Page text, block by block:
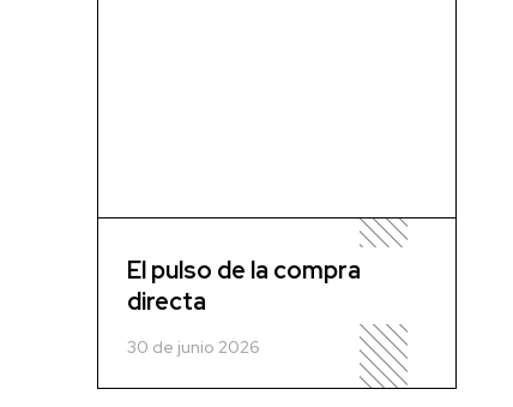
El pulso de la compra
directa
30 de junio 2026